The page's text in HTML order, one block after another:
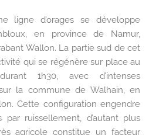
ligne d’orages se développe
en province de Namur,
Wallon. La partie sud de cet
qui se régénère sur place au
1h30, avec d’intenses
la commune de Walhain, en
Cette configuration engendre
par ruissellement, d’autant plus
agricole constitue un facteur